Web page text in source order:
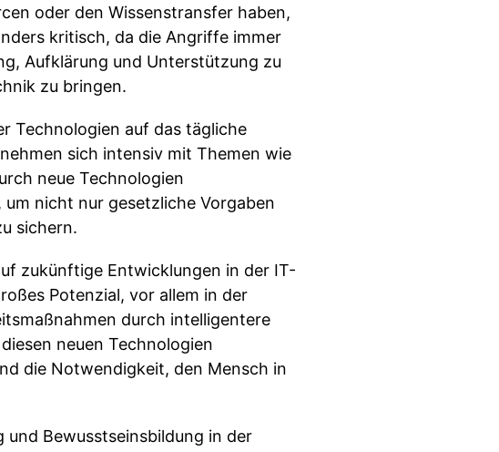
oder den Wissenstransfer haben,
kritisch, da die Angriffe immer
Aufklärung und Unterstützung zu
zu bringen.
Technologien auf das tägliche
sich intensiv mit Themen wie
neue Technologien
um nicht nur gesetzliche Vorgaben
sichern.
zukünftige Entwicklungen in der IT-
Potenzial, vor allem in der
durch intelligentere
neuen Technologien
die Notwendigkeit, den Mensch in
und Bewusstseinsbildung in der